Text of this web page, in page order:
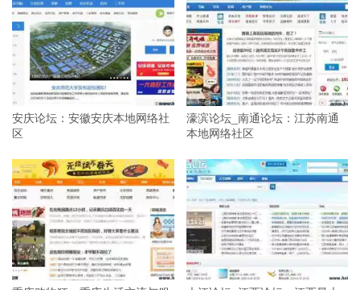
安庆论坛：安徽安庆本地网络社
区
濠滨论坛_南通论坛：江苏南通
本地网络社区